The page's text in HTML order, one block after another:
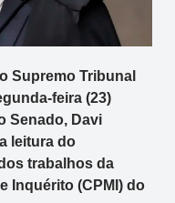
Supremo Tribunal
feira (23)
Senado, Davi
leitura do
trabalhos da
Inquérito (CPMI) do